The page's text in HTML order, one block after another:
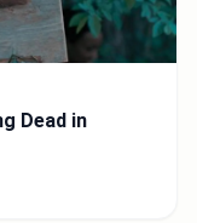
Dead in